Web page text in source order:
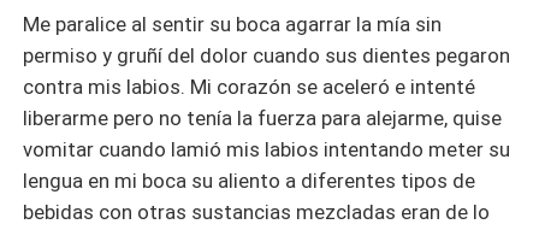
Me paralice al sentir su boca agarrar la mía sin
permiso y gruñí del dolor cuando sus dientes pegaron
contra mis labios. Mi corazón se aceleró e intenté
liberarme pero no tenía la fuerza para alejarme, quise
vomitar cuando lamió mis labios intentando meter su
lengua en mi boca su aliento a diferentes tipos de
bebidas con otras sustancias mezcladas eran de lo